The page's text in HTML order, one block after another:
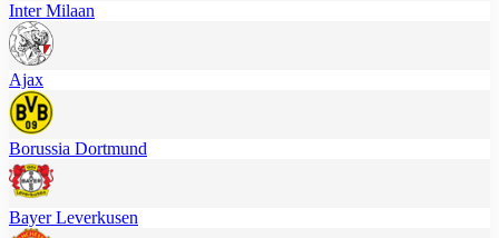
Inter Milaan
Ajax
Borussia Dortmund
Bayer Leverkusen